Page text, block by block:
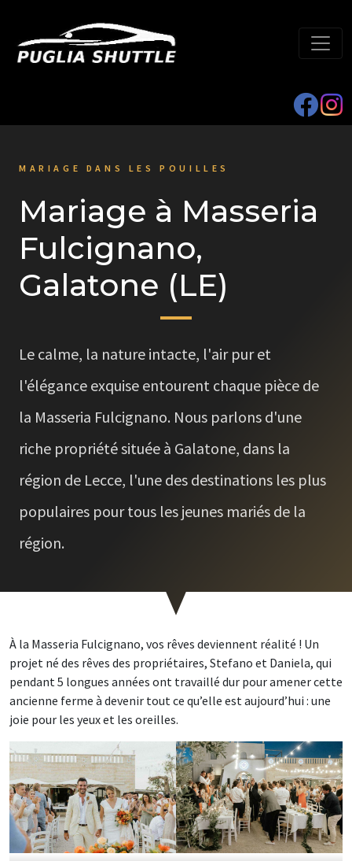
MARIAGE DANS LES POUILLES
Mariage à Masseria
Fulcignano,
Galatone (LE)
Le calme, la nature intacte, l'air pur et
l'élégance exquise entourent chaque pièce de
la Masseria Fulcignano. Nous parlons d'une
riche propriété située à Galatone, dans la
région de Lecce, l'une des destinations les plus
populaires pour tous les jeunes mariés de la
région.
À la Masseria Fulcignano, vos rêves deviennent réalité ! Un
projet né des rêves des propriétaires, Stefano et Daniela, qui
pendant 5 longues années ont travaillé dur pour amener cette
ancienne ferme à devenir tout ce qu’elle est aujourd’hui : une
joie pour les yeux et les oreilles.